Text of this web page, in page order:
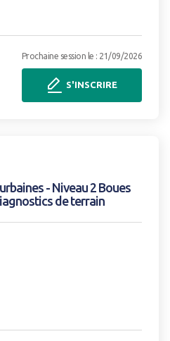
Prochaine session le : 21/09/2026
S'INSCRIRE
- Niveau 2 Boues
de terrain